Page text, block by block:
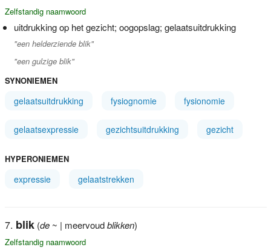
Zelfstandig naamwoord
uitdrukking op het gezicht; oogopslag; gelaatsuitdrukking
"een helderziende blik"
"een gulzige blik"
SYNONIEMEN
gelaatsuitdrukking fysiognomie fysionomie
gelaatsexpressie gezichtsuitdrukking gezicht
HYPERONIEMEN
expressie gelaatstrekken
blik(de~ | meervoudblikken)
Zelfstandig naamwoord